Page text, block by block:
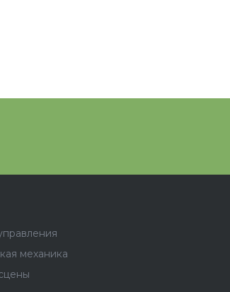
механика